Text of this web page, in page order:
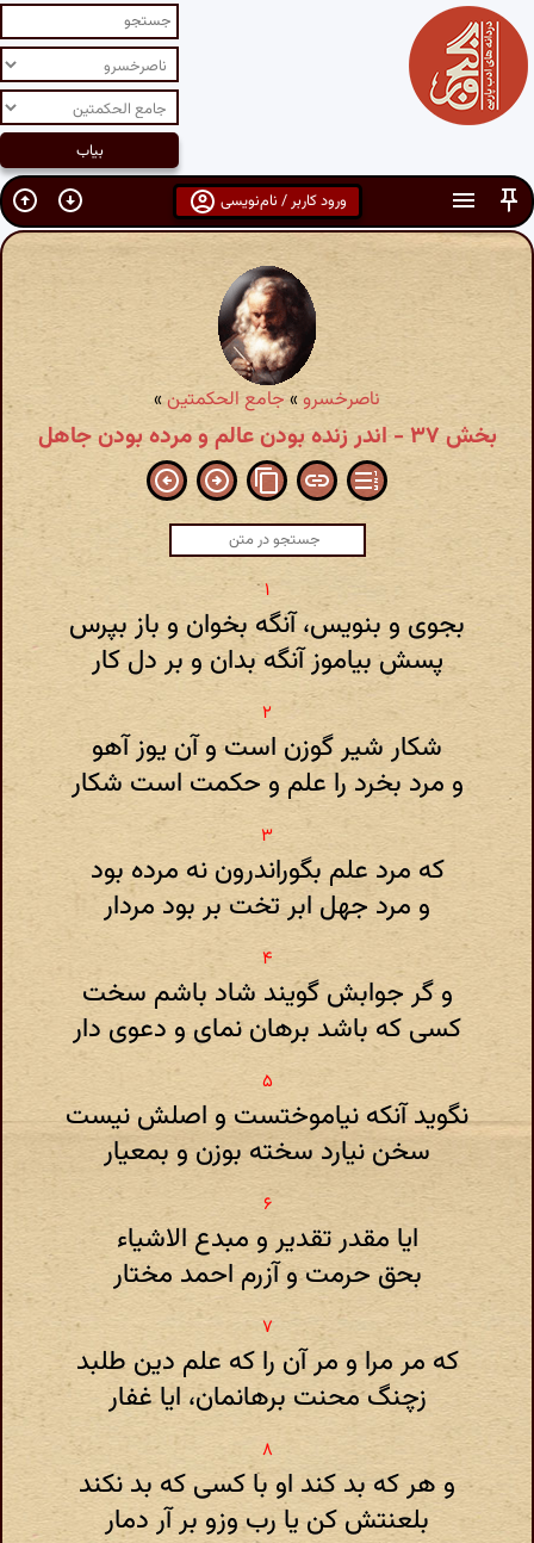
ورود کاربر / نام‌نویسی
ناصرخسرو» جامع الحکمتین»
بخش ۳۷ - اندر زنده بودن عالم و مرده بودن جاهل
بجوی و بنویس، آنگه بخوان و باز بپرس
پسش بیاموز آنگه بدان و بر دل کار
شکار شیر گوزن است و آن یوز آهو
و مرد بخرد را علم و حکمت است شکار
که مرد علم بگور‌اندرون نه مرده بود
و مرد جهل ابر تخت بر بود مردار
و گر جوابش گویند شاد باشم سخت
کسی که باشد برهان نمای و دعوی دار
نگوید آنکه نیاموختست و اصلش نیست
سخن نیارد سخته بوزن و بمعیار
ایا مقدر تقدیر و مبدع الاشیاء
بحق حرمت و آزرم احمد مختار
که مر مرا و مر آن را که علم دین طلبد
زچنگ محنت برهانمان، ایا غفار
و هر که بد کند او با کسی که بد نکند
بلعنتش کن یا رب وزو بر آر دمار